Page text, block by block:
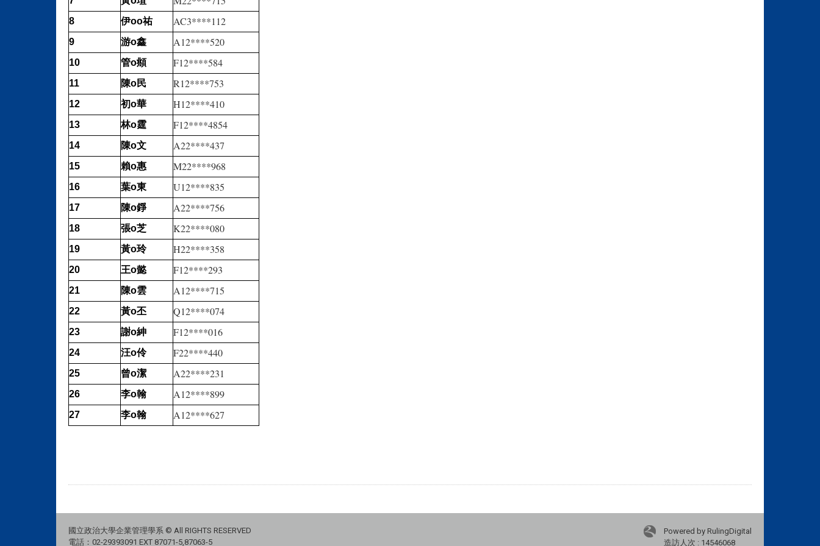
8 伊oo祐 AC3****112
9 游o鑫 A12****520
10 管o頫 F12****584
11 陳o民 R12****753
12 初o華 H12****410
13 林o霆 F12****4854
14 陳o文 A22****437
15 賴o惠 M22****968
16 葉o東 U12****835
17 陳o錚 A22****756
18 張o芝 K22****080
19 黃o玲 H22****358
20 王o懿 F12****293
21 陳o雲 A12****715
22 黃o丕 Q12****074
23 謝o紳 F12****016
24 汪o伶 F22****440
25 曾o潔 A22****231
26 李o翰 A12****899
27 李o翰 A12****627
國立政治大學企業管理學系 © All RIGHTS RESERVED
電話：02-29393091 EXT 87071-5,87063-5
Powered by RulingDigital
造訪人次 : 14546068